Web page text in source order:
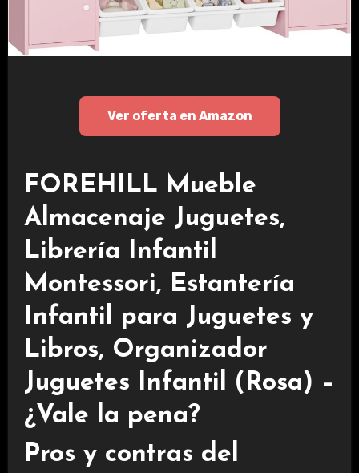
Ver oferta en Amazon
FOREHILL Mueble
Almacenaje Juguetes,
Librería Infantil
Montessori, Estantería
Infantil para Juguetes y
Libros, Organizador
Juguetes Infantil (Rosa) –
¿Vale la pena?
Pros y contras del